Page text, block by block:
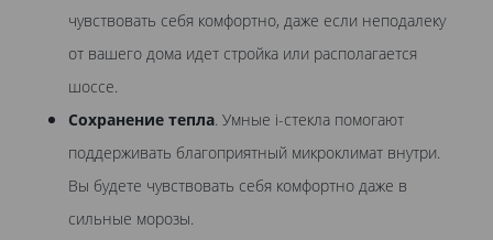
чувствовать себя комфортно, даже если неподалеку
от вашего дома идет стройка или располагается
шоссе.
Сохранение тепла. Умные i-стекла помогают
поддерживать благоприятный микроклимат внутри.
Вы будете чувствовать себя комфортно даже в
сильные морозы.